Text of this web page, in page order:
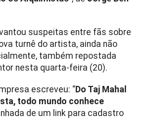
suspeitas entre fãs sobre
turnê do artista, ainda não
também repostada
nesta quarta-feira (20).
escreveu: “Do Taj Mahal
todo mundo conhece
de um link para cadastro